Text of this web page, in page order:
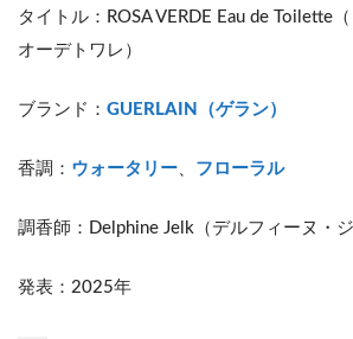
タイトル：ROSA VERDE Eau de Toilette
オーデトワレ）
ブランド： GUERLAIN（ゲラン）
香調： ウォータリー フローラル
調香師：Delphine Jelk（デルフィーヌ・ジ
発表：2025年